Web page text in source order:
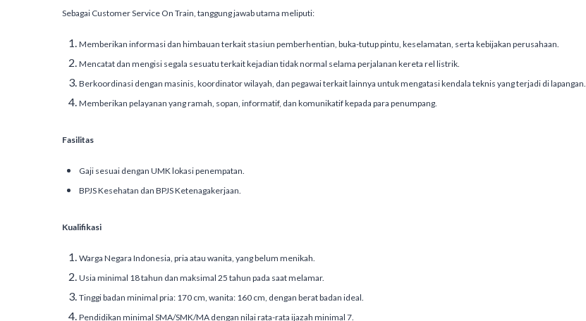
Sebagai Customer Service On Train, tanggung jawab utama meliputi:
Memberikan informasi dan himbauan terkait stasiun pemberhentian, buka-tutup pintu, keselamatan, serta kebijakan perusahaan.
Mencatat dan mengisi segala sesuatu terkait kejadian tidak normal selama perjalanan kereta rel listrik.
Berkoordinasi dengan masinis, koordinator wilayah, dan pegawai terkait lainnya untuk mengatasi kendala teknis yang terjadi di lapangan.
Memberikan pelayanan yang ramah, sopan, informatif, dan komunikatif kepada para penumpang.
Fasilitas
Gaji sesuai dengan UMK lokasi penempatan.
BPJS Kesehatan dan BPJS Ketenagakerjaan.
Kualifikasi
Warga Negara Indonesia, pria atau wanita, yang belum menikah.
Usia minimal 18 tahun dan maksimal 25 tahun pada saat melamar.
Tinggi badan minimal pria: 170 cm, wanita: 160 cm, dengan berat badan ideal.
Pendidikan minimal SMA/SMK/MA dengan nilai rata-rata ijazah minimal 7.